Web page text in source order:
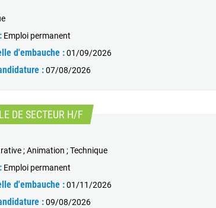
Emploi permanent
d'embauche : 01/09/2026
: 07/08/2026
DE SECTEUR H/F(Nouvelle fenêtre)
; Animation ; Technique
Emploi permanent
d'embauche : 01/11/2026
: 09/08/2026